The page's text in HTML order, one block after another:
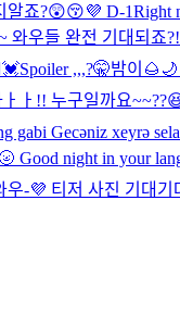
알죠?😲😚💜 D-1Right
와우들 완전 기대되죠
Spoiler ,,,?🤫밤이
ㅏ!! 누구일까요
gabi Gecəniz xeyrə
Good night in your
우-💜 티저 사진 기대기